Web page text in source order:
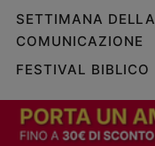
SETTIMANA DELLA
COMUNICAZIONE
FESTIVAL BIBLICO